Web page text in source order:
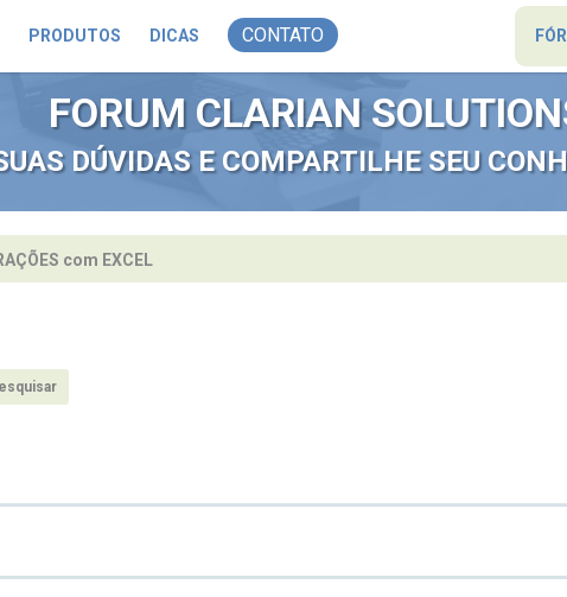
PRODUTOS DICAS CONTATO
FORUM CLARIAN
DÚVIDAS E COMPARTILHE SEU
com EXCEL